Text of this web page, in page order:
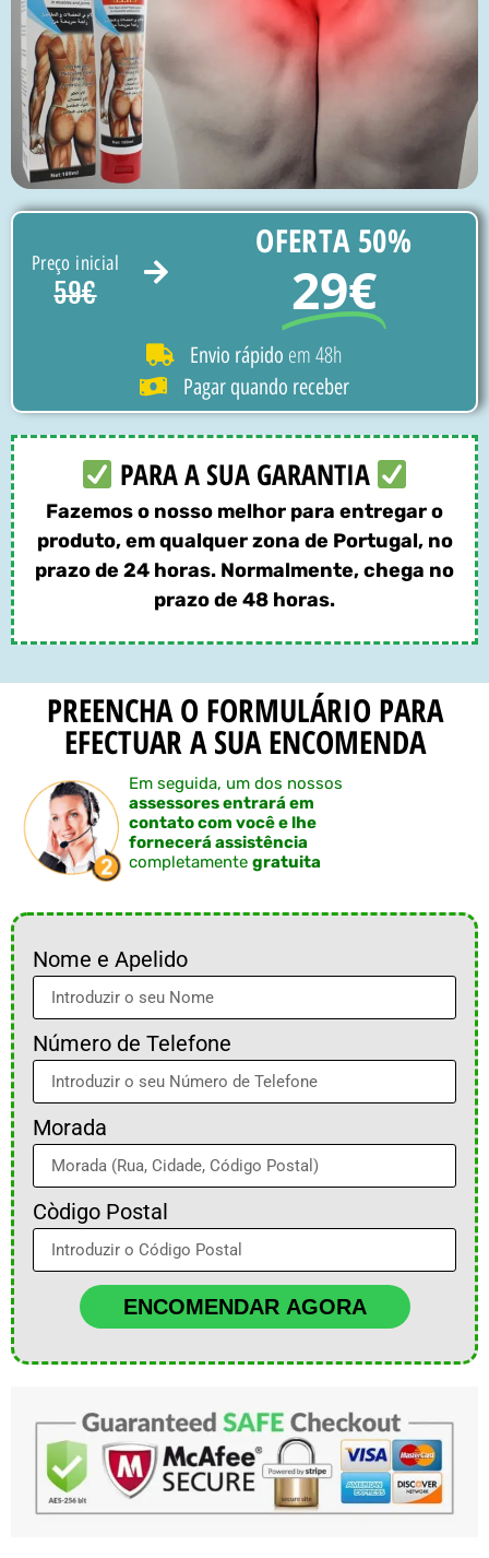
Preço inicial
59€
OFERTA 50%
29€
Envio rápido em 48h
Pagar quando receber
PARA A SUA GARANTIA
Fazemos o nosso melhor para entregar o
produto, em qualquer zona de Portugal, no
prazo de 24 horas. Normalmente, chega no
prazo de 48 horas.
PREENCHA O FORMULÁRIO PARA
EFECTUAR A SUA ENCOMENDA
Em seguida, um dos nossos
assessores entrará em
contato com você e lhe
fornecerá assistência
completamente gratuita
Nome e Apelido
Número de Telefone
Morada
Còdigo Postal
ENCOMENDAR AGORA